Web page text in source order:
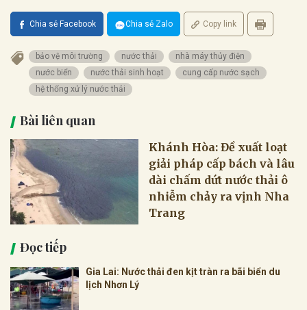
Chia sẻ Facebook Chia sẻ Zalo Copy link
bảo vệ môi trường nước thải
nhà máy thủy điện
nước biển
nước thải sinh hoạt
cung cấp nước sạch
hệ thống xử lý nước thải
Bài liên quan
Khánh Hòa: Đề xuất loạt
giải pháp cấp bách và lâu
dài chấm dứt nước thải ô
nhiễm chảy ra vịnh Nha
Trang
Đọc tiếp
Gia Lai: Nước thải đen kịt tràn ra bãi biển du
lịch Nhơn Lý